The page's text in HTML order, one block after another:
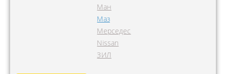
Ман
Маз
Мерседес
Nissan
ЗИЛ